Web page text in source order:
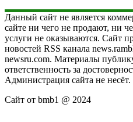
Данный сайт не является
сайте ни чего не продают, ни
услуги не оказываются. Сайт
новостей RSS канала
newsru.com. Материалы
ответственность за
Администрация сайта не несёт.
Сайт от bmb1 @ 2024